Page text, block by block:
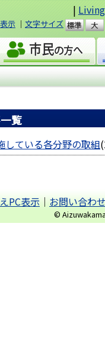
|
示 ｜ 文字サイズ
準
覧
している各分野の取組(
PC表示｜お問い合わ
©